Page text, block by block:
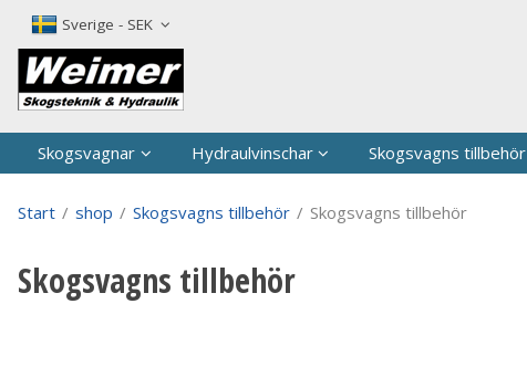
Sverige - SEK
Skogsvagnar Hydraulvinschar Skogsvagns tillbehör
Start / shop / Skogsvagns tillbehör / Skogsvagns tillbehör
Skogsvagns tillbehör